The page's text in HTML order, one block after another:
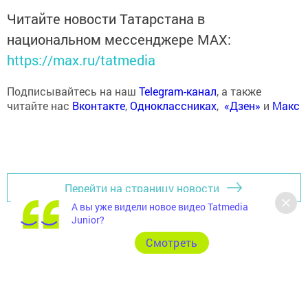
Читайте новости Татарстана в
национальном мессенджере MАХ:
https://max.ru/tatmedia
Подписывайтесь на наш Telegram-канал, а также
читайте нас Вконтакте,Одноклассниках, «Дзен» и Макс
Перейти на страницу новости
А вы уже видели новое видео Tatmedia
Junior?
Cмотреть